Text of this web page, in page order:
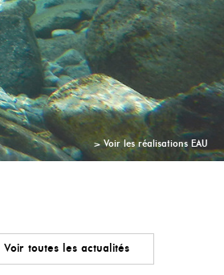
> Voir les réalisations EAU
> Voir les réalisations PAYSAGE
Voir toutes les actualités